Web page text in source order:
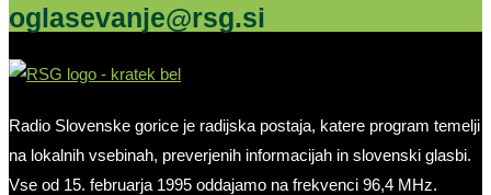
oglasevanje@rsg.si
Radio Slovenske gorice je radijska postaja, katere program temelji
na lokalnih vsebinah, preverjenih informacijah in slovenski glasbi.
Vse od 15. februarja 1995 oddajamo na frekvenci 96,4 MHz.